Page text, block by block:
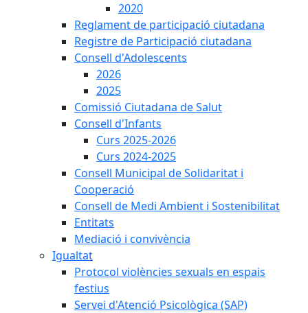
2020
Reglament de participació ciutadana
Registre de Participació ciutadana
Consell d'Adolescents
2026
2025
Comissió Ciutadana de Salut
Consell d'Infants
Curs 2025-2026
Curs 2024-2025
Consell Municipal de Solidaritat i
Cooperació
Consell de Medi Ambient i Sostenibilitat
Entitats
Mediació i convivència
Igualtat
Protocol violències sexuals en espais
festius
Servei d'Atenció Psicològica (SAP)